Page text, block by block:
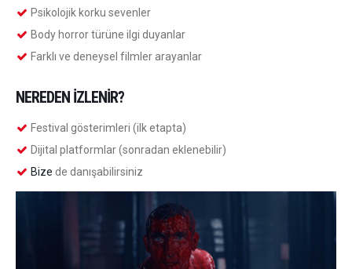
Psikolojik korku sevenler
Body horror türüne ilgi duyanlar
Farklı ve deneysel filmler arayanlar
NEREDEN İZLENIR?
Festival gösterimleri (ilk etapta)
Dijital platformlar (sonradan eklenebilir)
Bize de danışabilirsiniz